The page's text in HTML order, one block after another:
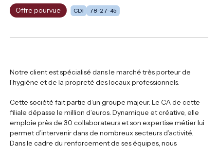
Offre pourvue CDI 78-27-45
Notre client est spécialisé dans le marché très porteur de
l’hygiène et de la propreté des locaux professionnels.
Cette société fait partie d’un groupe majeur. Le CA de cette
filiale dépasse le million d’euros. Dynamique et créative, elle
emploie près de 30 collaborateurs et son expertise métier lui
permet d’intervenir dans de nombreux secteurs d’activité.
Dans le cadre du renforcement de ses équipes, nous